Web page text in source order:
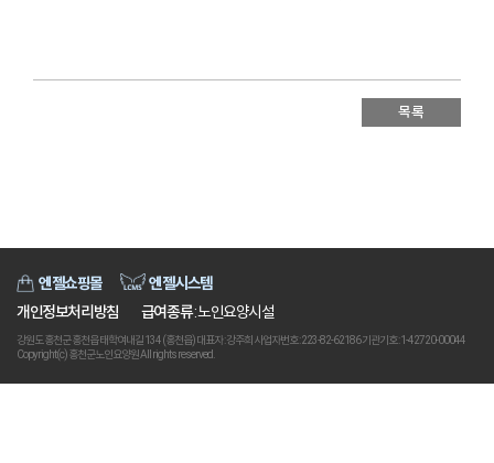
목록
엔젤쇼핑몰
엔젤시스템
개인정보처리방침
급여종류: 노인요양시설
강원도 홍천군 홍천읍 태학여내길 134 (홍천읍) 대표자 : 강주희 사업자번호 : 223-82-62186 기관기호 : 1-42720-00044
Copyright(c) 홍천군노인요양원 All rights reserved.